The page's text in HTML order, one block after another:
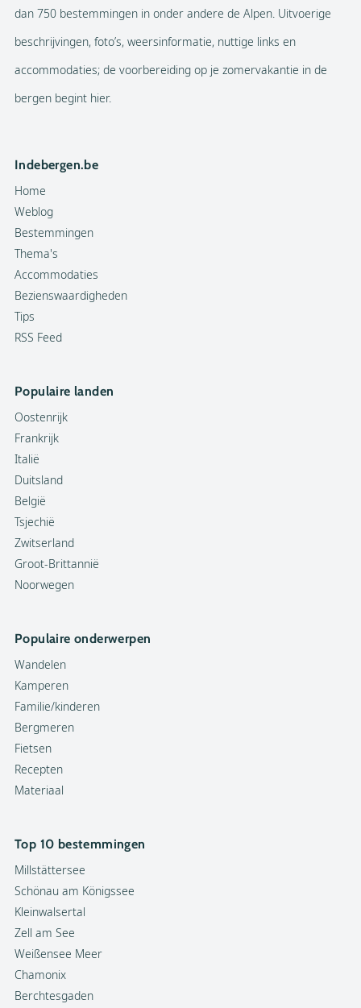
dan 750 bestemmingen in onder andere de Alpen. Uitvoerige
beschrijvingen, foto’s, weersinformatie, nuttige links en
accommodaties; de voorbereiding op je zomervakantie in de
bergen begint hier.
Indebergen.be
Home
Weblog
Bestemmingen
Thema's
Accommodaties
Bezienswaardigheden
Tips
RSS Feed
Populaire landen
Oostenrijk
Frankrijk
Italië
Duitsland
België
Tsjechië
Zwitserland
Groot-Brittannië
Noorwegen
Populaire onderwerpen
Wandelen
Kamperen
Familie/kinderen
Bergmeren
Fietsen
Recepten
Materiaal
Top 10 bestemmingen
Millstättersee
Schönau am Königssee
Kleinwalsertal
Zell am See
Weißensee Meer
Chamonix
Berchtesgaden